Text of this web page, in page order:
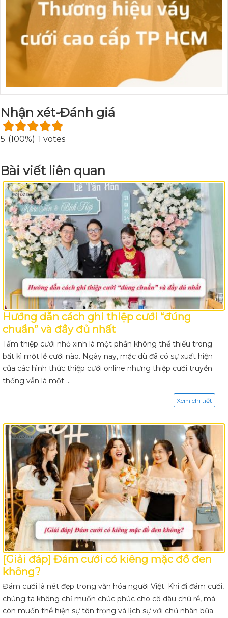
Nhận xét-Đánh giá
5 (100%) 1 votes
Bài viết liên quan
Hướng dẫn cách ghi thiệp cưới “đúng
chuẩn” và đầy đủ nhất
Tấm thiệp cưới nhỏ xinh là một phần không thể thiếu trong
bất kì một lễ cưới nào. Ngày nay, mặc dù đã có sự xuất hiện
của các hình thức thiệp cưới online nhưng thiệp cưới truyền
thống vẫn là một ...
Xem chi tiết
[Giải đáp] Đám cưới có kiêng mặc đồ đen
không?
Đám cưới là nét đẹp trong văn hóa người Việt. Khi đi đám cưới,
chúng ta không chỉ muốn chúc phúc cho cô dâu chú rể, mà
còn muốn thể hiện sự tôn trọng và lịch sự với chủ nhân bữa